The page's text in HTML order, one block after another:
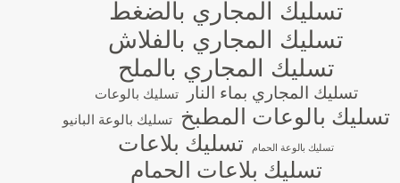
تسليك المجاري بالضغط
تسليك المجاري بالفلاش
تسليك المجاري بالملح
تسليك المجاري بماء النار تسليك بالوعات
تسليك بالوعات المطبخ تسليك بالوعة البانيو
تسليك بالوعة الحمام
تسليك بلاعات
تسليك بلاعات الحمام